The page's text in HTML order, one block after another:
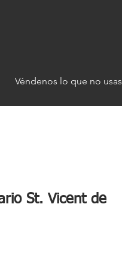
Véndenos lo que no usas
St. Vicent de